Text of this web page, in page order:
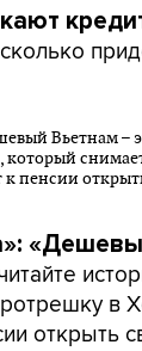
в
открыть